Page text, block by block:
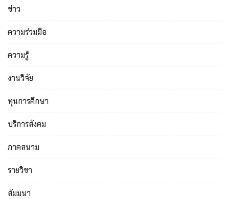
ข่าว
ความร่วมมือ
ความรู้
งานวิจัย
ทุนการศึกษา
บริการสังคม
ภาคสนาม
รายวิชา
สัมมนา